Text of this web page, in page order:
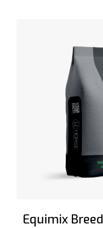
Equimix Breed